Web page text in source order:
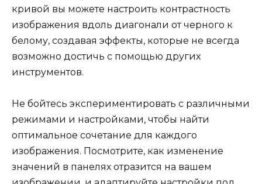
кривой вы можете настроить контрастность
изображения вдоль диагонали от черного к
белому, создавая эффекты, которые не всегда
возможно достичь с помощью других
инструментов.
Не бойтесь экспериментировать с различными
режимами и настройками, чтобы найти
оптимальное сочетание для каждого
изображения. Посмотрите, как изменение
значений в панелях отразится на вашем